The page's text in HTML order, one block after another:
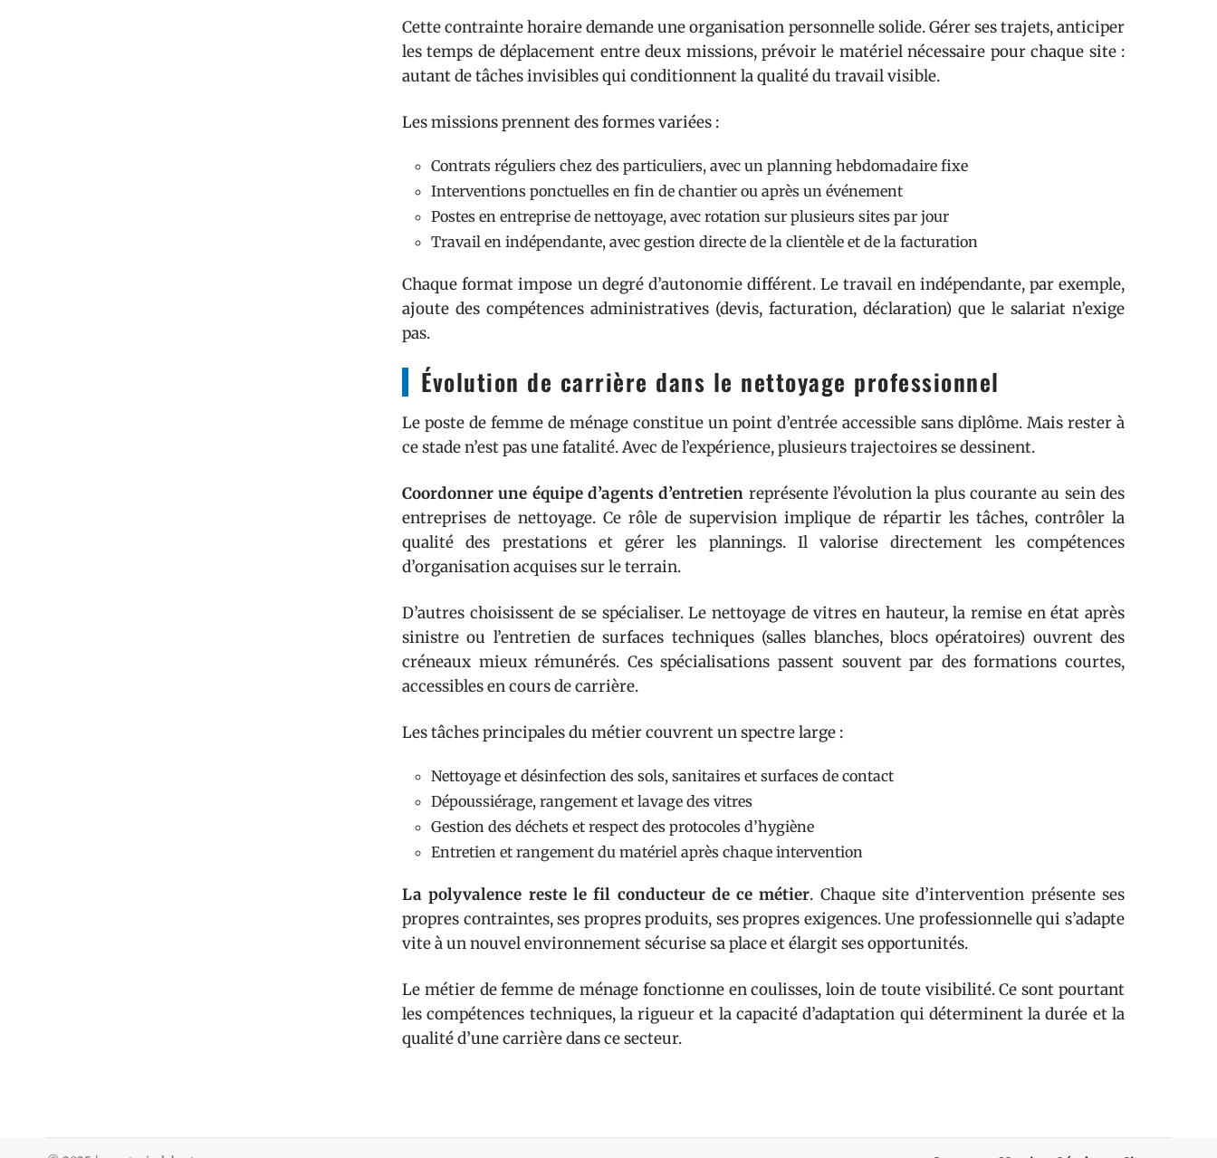
Cette contrainte horaire demande une organisation personnelle solide. Gérer ses trajets, anticiper
les temps de déplacement entre deux missions, prévoir le matériel nécessaire pour chaque site :
autant de tâches invisibles qui conditionnent la qualité du travail visible.
Les missions prennent des formes variées :
Contrats réguliers chez des particuliers, avec un planning hebdomadaire fixe
Interventions ponctuelles en fin de chantier ou après un événement
Postes en entreprise de nettoyage, avec rotation sur plusieurs sites par jour
Travail en indépendante, avec gestion directe de la clientèle et de la facturation
Chaque format impose un degré d’autonomie différent. Le travail en indépendante, par exemple,
ajoute des compétences administratives (devis, facturation, déclaration) que le salariat n’exige
pas.
Évolution de carrière dans le nettoyage professionnel
Le poste de femme de ménage constitue un point d’entrée accessible sans diplôme. Mais rester à
ce stade n’est pas une fatalité. Avec de l’expérience, plusieurs trajectoires se dessinent.
Coordonner une équipe d’agents d’entretien représente l’évolution la plus courante au sein des
entreprises de nettoyage. Ce rôle de supervision implique de répartir les tâches, contrôler la
qualité des prestations et gérer les plannings. Il valorise directement les compétences
d’organisation acquises sur le terrain.
D’autres choisissent de se spécialiser. Le nettoyage de vitres en hauteur, la remise en état après
sinistre ou l’entretien de surfaces techniques (salles blanches, blocs opératoires) ouvrent des
créneaux mieux rémunérés. Ces spécialisations passent souvent par des formations courtes,
accessibles en cours de carrière.
Les tâches principales du métier couvrent un spectre large :
Nettoyage et désinfection des sols, sanitaires et surfaces de contact
Dépoussiérage, rangement et lavage des vitres
Gestion des déchets et respect des protocoles d’hygiène
Entretien et rangement du matériel après chaque intervention
La polyvalence reste le fil conducteur de ce métier. Chaque site d’intervention présente ses
propres contraintes, ses propres produits, ses propres exigences. Une professionnelle qui s’adapte
vite à un nouvel environnement sécurise sa place et élargit ses opportunités.
Le métier de femme de ménage fonctionne en coulisses, loin de toute visibilité. Ce sont pourtant
les compétences techniques, la rigueur et la capacité d’adaptation qui déterminent la durée et la
qualité d’une carrière dans ce secteur.